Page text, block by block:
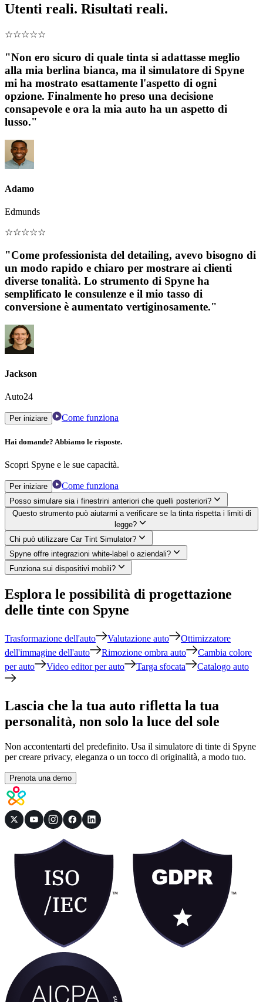
Utenti reali. Risultati reali.
☆☆☆☆☆
"Non ero sicuro di quale tinta si adattasse meglio
alla mia berlina bianca, ma il simulatore di Spyne
mi ha mostrato esattamente l'aspetto di ogni
opzione. Finalmente ho preso una decisione
consapevole e ora la mia auto ha un aspetto di
lusso."
Adamo
Edmunds
☆☆☆☆☆
"Come professionista del detailing, avevo bisogno di
un modo rapido e chiaro per mostrare ai clienti
diverse tonalità. Lo strumento di Spyne ha
semplificato le consulenze e il mio tasso di
conversione è aumentato vertiginosamente."
Jackson
Auto24
Per iniziare Come funziona
Hai domande? Abbiamo le risposte.
Scopri Spyne e le sue capacità.
Per iniziare Come funziona
Posso simulare sia i finestrini anteriori che quelli posteriori?
Questo strumento può aiutarmi a verificare se la tinta rispetta i limiti di
legge?
Chi può utilizzare Car Tint Simulator?
Spyne offre integrazioni white-label o aziendali?
Funziona sui dispositivi mobili?
Esplora le possibilità di progettazione
delle tinte con Spyne
Trasformazione dell'auto Valutazione auto
Ottimizzatore
dell'immagine dell'auto
Rimozione ombra auto
Cambia colore
per auto
Video editor per auto Targa sfocata Catalogo auto
Lascia che la tua auto rifletta la tua
personalità, non solo la luce del sole
Non accontentarti del predefinito. Usa il simulatore di tinte di Spyne
per creare privacy, eleganza o un tocco di originalità, a modo tuo.
Prenota una demo